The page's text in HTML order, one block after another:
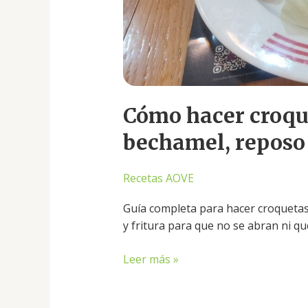
Cómo hacer
bechamel,
Recetas AOVE
Guía completa para hacer
y fritura para que no se abran ni
miedo
Leer más »